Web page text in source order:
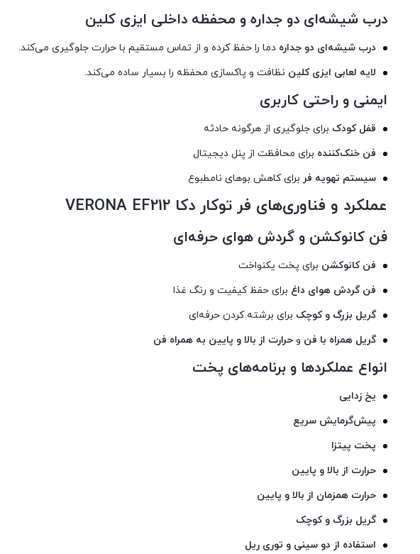
درب شیشه‌ای دو جداره و محفظه داخلی ایزی کلین
درب شیشه‌ای دو جداره دما را حفظ کرده و از تماس مستقیم با حرارت جلوگیری می‌کند.
لایه لعابی ایزی کلین نظافت و پاکسازی محفظه را بسیار ساده می‌کند.
ایمنی و راحتی کاربری
قفل کودک برای جلوگیری از هرگونه حادثه
فن خنک‌کننده برای محافظت از پنل دیجیتال
سیستم تهویه فر برای کاهش بوهای نامطبوع
عملکرد و فناوری‌های فر توکار دکا VERONA EF212
فن کانوکشن و گردش هوای حرفه‌ای
فن کانوکشن برای پخت یکنواخت
فن گردش هوای داغ برای حفظ کیفیت و رنگ غذا
گریل بزرگ و کوچک برای برشته کردن حرفه‌ای
گریل همراه با فن وحرارت از بالا و پایین به همراه فن
انواع عملکردها و برنامه‌های پخت
یخ زدایی
پیش‌گرمایش سریع
پخت پیتزا
حرارت از بالا و پایین
حرارت همزمان از بالا و پایین
گریل بزرگ و کوچک
استفاده از دو سینی و توری ریل